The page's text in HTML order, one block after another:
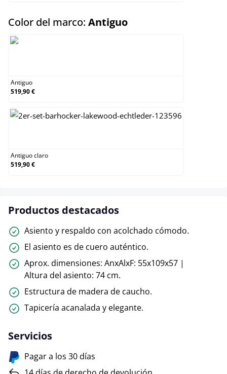
Color del marco: Antiguoselect
Antiguo
519,90 €
Antiguo claro
519,90 €
Productos destacados
Asiento y respaldo con acolchado cómodo.
El asiento es de cuero auténtico.
Aprox. dimensiones: AnxAlxF: 55x109x57 |
Altura del asiento: 74 cm.
Estructura de madera de caucho.
Tapicería acanalada y elegante.
Servicios
Pagar a los 30 días